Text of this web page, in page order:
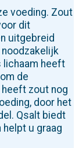
voeding. Zout
dit
uitgebreid
lichaam heeft
de
zout nog
door het
Qsalt biedt
u graag